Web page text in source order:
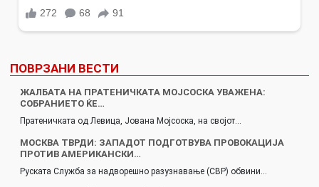
ПОВРЗАНИ ВЕСТИ
ЖАЛБАТА НА ПРАТЕНИЧКАТА МОЈСОСКА УВАЖЕНА:
СОБРАНИЕТО ЌЕ…
Пратеничката од Левица, Јована Мојсоска, на својот…
МОСКВА ТВРДИ: ЗАПАДОТ ПОДГОТВУВА ПРОВОКАЦИЈА
ПРОТИВ АМЕРИКАНСКИ…
Руската Служба за надворешно разузнавање (СВР) обвини…